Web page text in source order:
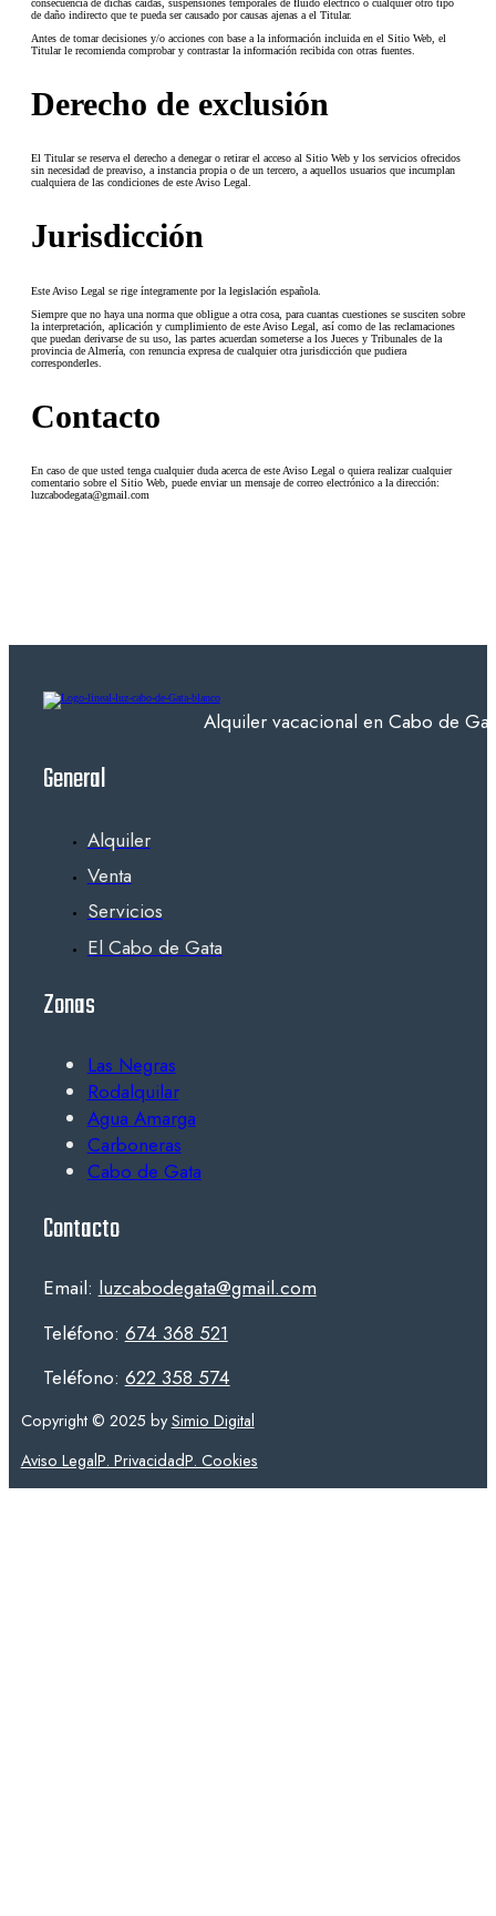
consecuencia de dichas caídas, suspensiones temporales de fluido eléctrico o cualquier otro tipo
de daño indirecto que te pueda ser causado por causas ajenas a el Titular.
Antes de tomar decisiones y/o acciones con base a la información incluida en el Sitio Web, el
Titular le recomienda comprobar y contrastar la información recibida con otras fuentes.
Derecho de exclusión
El Titular se reserva el derecho a denegar o retirar el acceso al Sitio Web y los servicios ofrecidos
sin necesidad de preaviso, a instancia propia o de un tercero, a aquellos usuarios que incumplan
cualquiera de las condiciones de este Aviso Legal.
Jurisdicción
Este Aviso Legal se rige íntegramente por la legislación española.
Siempre que no haya una norma que obligue a otra cosa, para cuantas cuestiones se susciten sobre
la interpretación, aplicación y cumplimiento de este Aviso Legal, así como de las reclamaciones
que puedan derivarse de su uso, las partes acuerdan someterse a los Jueces y Tribunales de la
provincia de Almería, con renuncia expresa de cualquier otra jurisdicción que pudiera
corresponderles.
Contacto
En caso de que usted tenga cualquier duda acerca de este Aviso Legal o quiera realizar cualquier
comentario sobre el Sitio Web, puede enviar un mensaje de correo electrónico a la dirección:
luzcabodegata@gmail.com
Alquiler vacacional en Cabo de
General
Alquiler
Venta
Servicios
El Cabo de Gata
Zonas
Las Negras
Rodalquilar
Agua Amarga
Carboneras
Cabo de Gata
Contacto
Email: luzcabodegata@gmail.com
Teléfono: 674 368 521
Teléfono: 622 358 574
Copyright © 2025 bySimio Digital
Aviso LegalP. PrivacidadP. Cookies